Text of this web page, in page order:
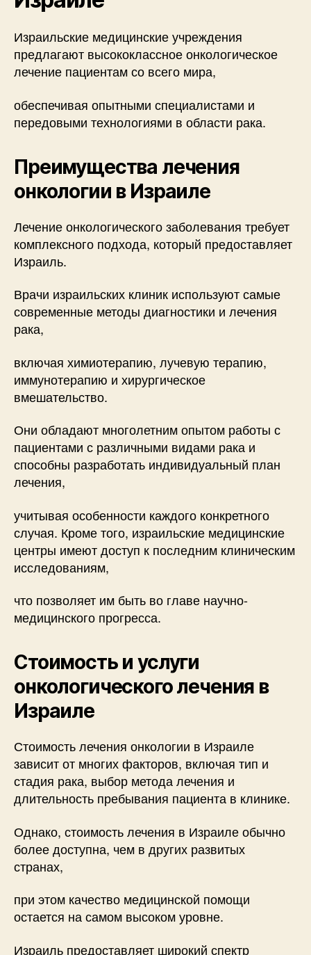
Израильские медицинские учреждения
предлагают высококлассное онкологическое
лечение пациентам со всего мира,
обеспечивая опытными специалистами и
передовыми технологиями в области рака.
Преимущества лечения
онкологии в Израиле
Лечение онкологического заболевания требует
комплексного подхода, который предоставляет
Израиль.
Врачи израильских клиник используют самые
современные методы диагностики и лечения
рака,
включая химиотерапию, лучевую терапию,
иммунотерапию и хирургическое
вмешательство.
Они обладают многолетним опытом работы с
пациентами с различными видами рака и
способны разработать индивидуальный план
лечения,
учитывая особенности каждого конкретного
случая. Кроме того, израильские медицинские
центры имеют доступ к последним клиническим
исследованиям,
что позволяет им быть во главе научно-
медицинского прогресса.
Стоимость и услуги
онкологического лечения в
Израиле
Стоимость лечения онкологии в Израиле
зависит от многих факторов, включая тип и
стадия рака, выбор метода лечения и
длительность пребывания пациента в клинике.
Однако, стоимость лечения в Израиле обычно
более доступна, чем в других развитых
странах,
при этом качество медицинской помощи
остается на самом высоком уровне.
Израиль предоставляет широкий спектр